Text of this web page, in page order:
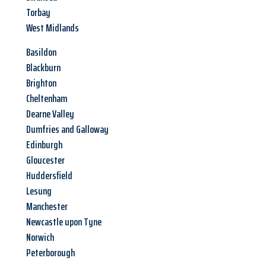
Torbay
West Midlands
Basildon
Blackburn
Brighton
Cheltenham
Dearne Valley
Dumfries and Galloway
Edinburgh
Gloucester
Huddersfield
Lesung
Manchester
Newcastle upon Tyne
Norwich
Peterborough